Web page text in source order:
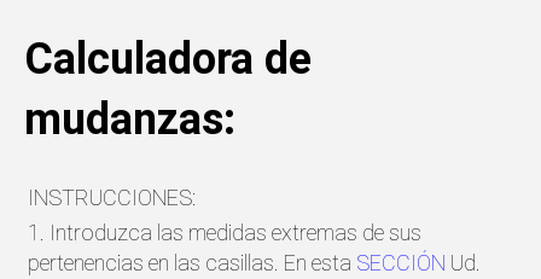
Calculadora de
mudanzas:
INSTRUCCIONES:
1. Introduzca las medidas extremas de sus
pertenencias en las casillas. En esta SECCIÓN Ud.